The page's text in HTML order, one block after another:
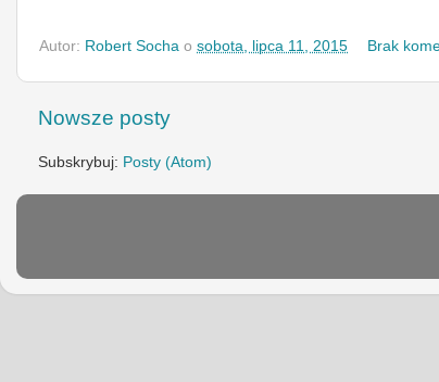
Autor: Robert Socha o sobota, lipca 11, 2015 Brak
Nowsze posty
Subskrybuj: Posty (Atom)